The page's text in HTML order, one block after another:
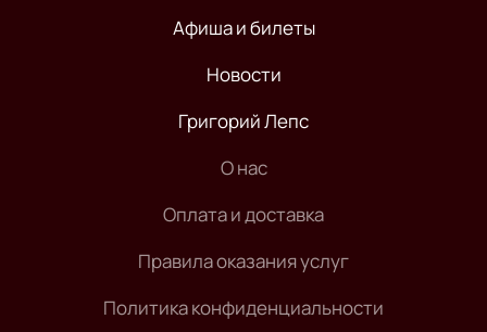
Афиша и билеты
Новости
Григорий Лепс
О нас
Оплата и доставка
Правила оказания услуг
Политика конфиденциальности